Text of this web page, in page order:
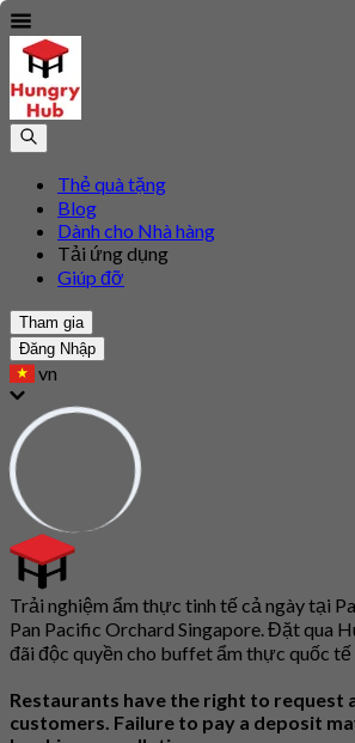
Thẻ quà tặng
Blog
Dành cho Nhà hàng
Tải ứng dụng
Giúp đỡ
Tham gia
Đăng Nhập
vn
Trải nghiệm ẩm thực tinh tế cả ngày tại
Pan Pacific Orchard Singapore. Đặt qua
đãi độc quyền cho buffet ẩm thực quốc
Restaurants have the right to request
customers. Failure to pay a deposit